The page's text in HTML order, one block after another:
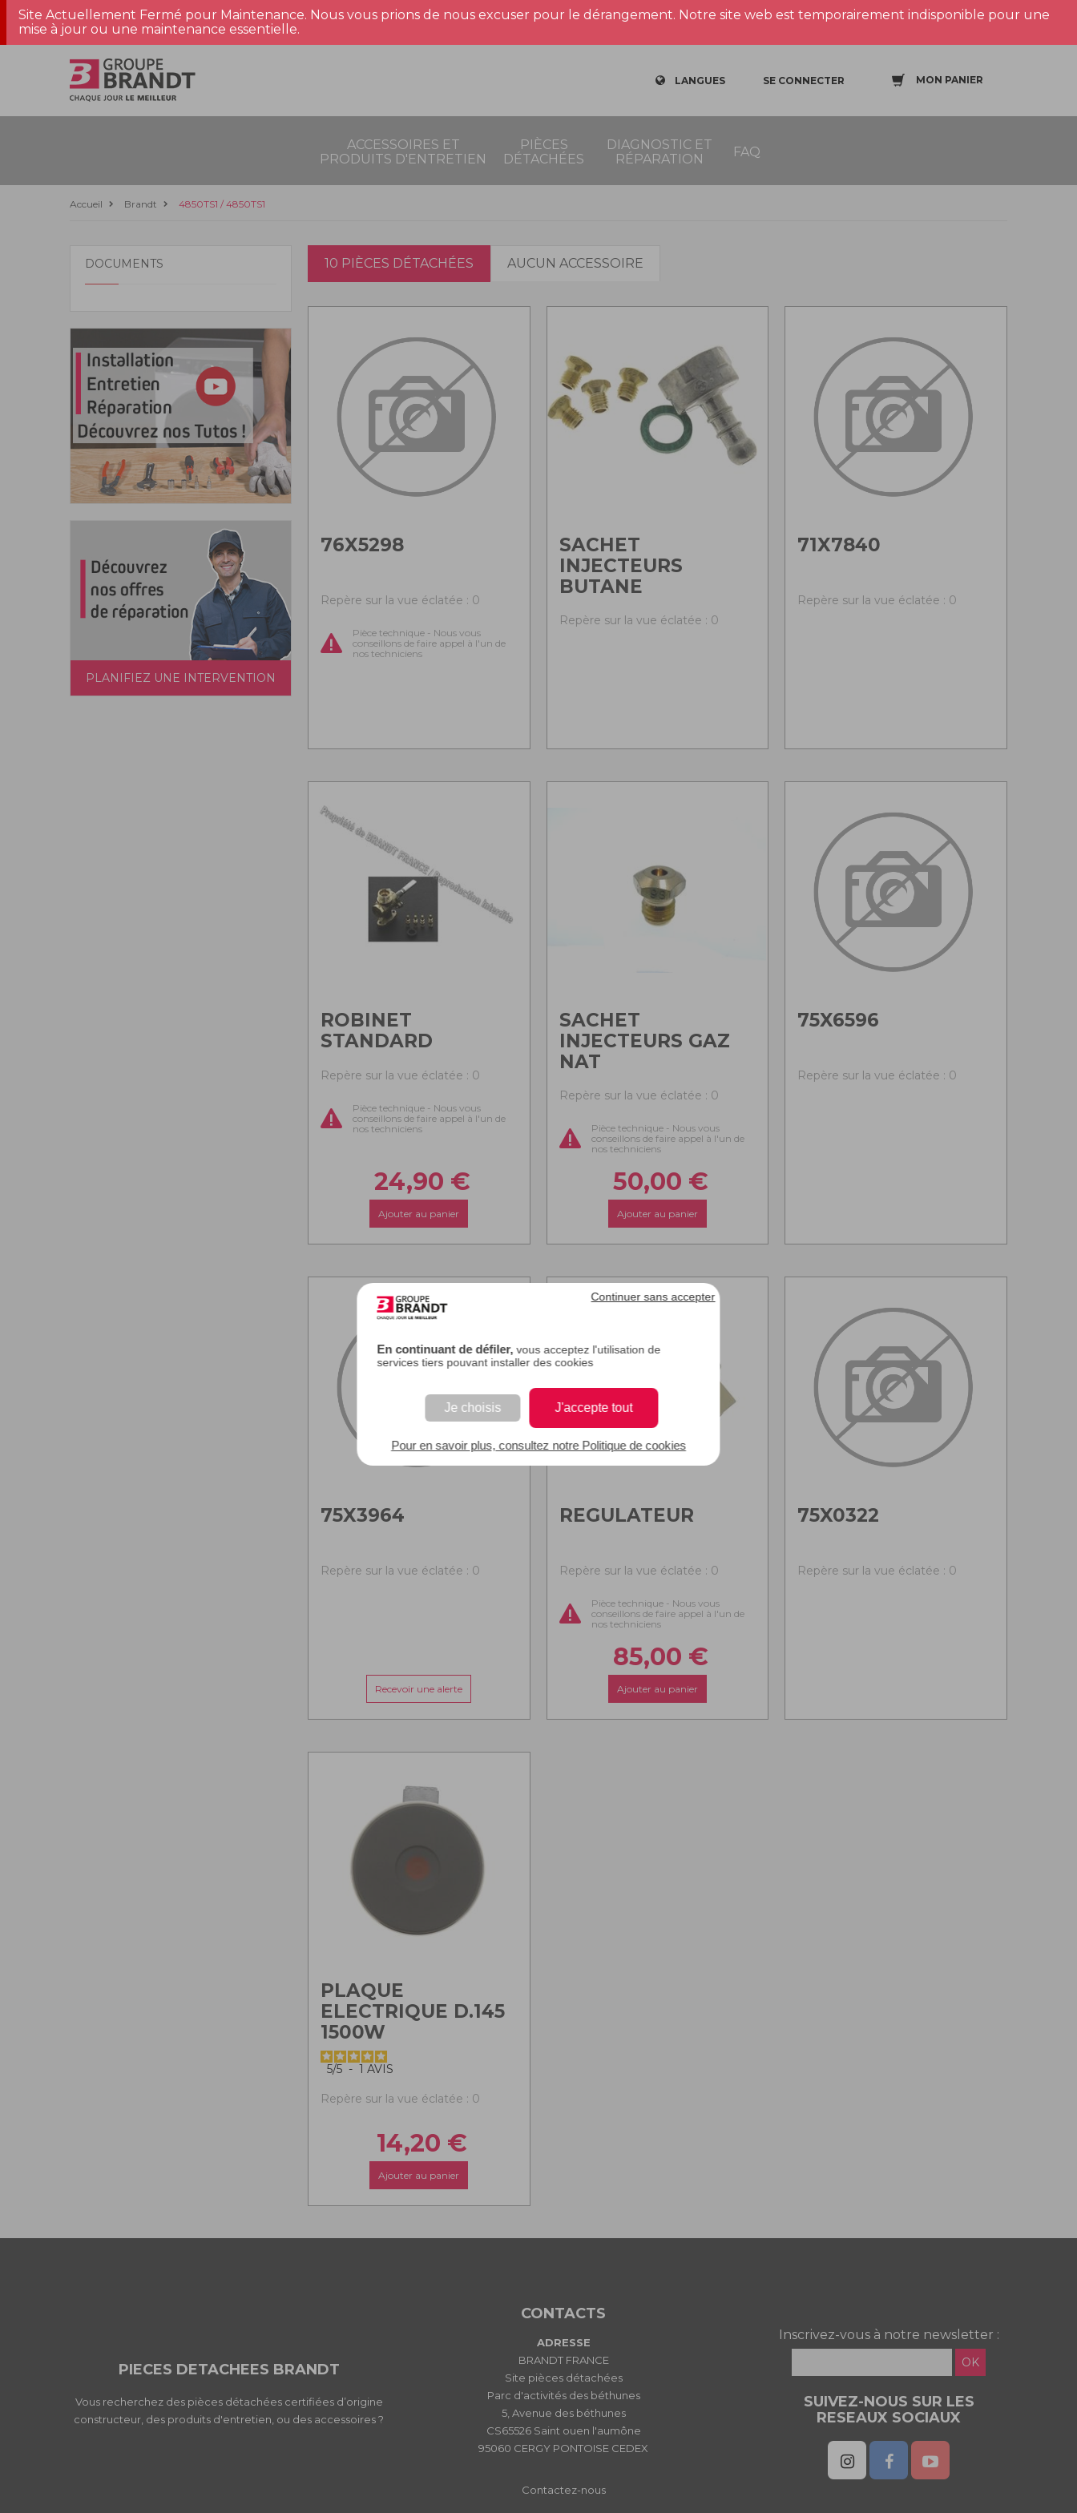
En continuant de défiler, vous acceptez l'utilisation de
services tiers pouvant installer des cookies
Je choisis J'accepte tout
Continuer sans accepter
Pour en savoir plus, consultez notre Politique de cookies
Site Actuellement Fermé pour Maintenance. Nous vous prions de nous excuser pour le dérangement. Notre site web est temporairement indisponible pour une
mise à jour ou une maintenance essentielle.
LANGUES SE CONNECTER MON PANIER
ACCESSOIRES ET
PRODUITS D'ENTRETIEN
PIÈCES
DÉTACHÉES
DIAGNOSTIC ET
RÉPARATION
FAQ
Accueil Brandt 4850TS1 / 4850TS1
DOCUMENTS
PLANIFIEZ UNE INTERVENTION
10 PIÈCES DÉTACHÉES AUCUN ACCESSOIRE
76X5298
Repère sur la vue éclatée : 0
Pièce technique - Nous vous
conseillons de faire appel à l'un de
nos techniciens
SACHET
INJECTEURS
BUTANE
Repère sur la vue éclatée : 0
71X7840
Repère sur la vue éclatée : 0
ROBINET
STANDARD
Repère sur la vue éclatée : 0
Pièce technique - Nous vous
conseillons de faire appel à l'un de
nos techniciens
24,90 €
Ajouter au panier
SACHET
INJECTEURS GAZ
NAT
Repère sur la vue éclatée : 0
Pièce technique - Nous vous
conseillons de faire appel à l'un de
nos techniciens
50,00 €
Ajouter au panier
75X6596
Repère sur la vue éclatée : 0
75X3964
Repère sur la vue éclatée : 0
Recevoir une alerte
REGULATEUR
Repère sur la vue éclatée : 0
Pièce technique - Nous vous
conseillons de faire appel à l'un de
nos techniciens
85,00 €
Ajouter au panier
75X0322
Repère sur la vue éclatée : 0
PLAQUE
ELECTRIQUE D.145
1500W
5/5 - 1 AVIS
Repère sur la vue éclatée : 0
14,20 €
Ajouter au panier
PIECES DETACHEES BRANDT
Vous recherchez des pièces détachées certifiées d’origine
constructeur, des produits d'entretien, ou des accessoires ?
CONTACTS
ADRESSE
BRANDT FRANCE
Site pièces détachées
Parc d'activités des béthunes
5, Avenue des béthunes
CS65526 Saint ouen l'aumône
95060 CERGY PONTOISE CEDEX
Contactez-nous
Inscrivez-vous à notre newsletter :
OK
SUIVEZ-NOUS SUR LES
RESEAUX SOCIAUX